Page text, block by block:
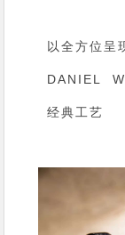
以全方位呈
DANIEL
经典工艺